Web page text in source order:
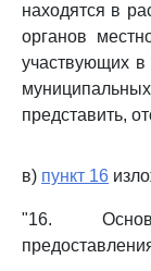
находятся в
органов
участвующих в
представить,
в) пункт 16
"16.